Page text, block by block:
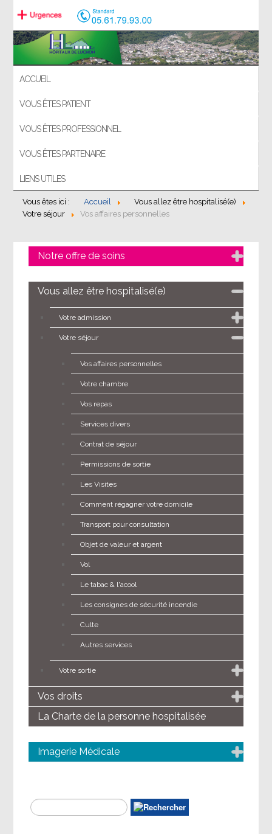
ACCUEIL
VOUS ÊTES PATIENT
VOUS ÊTES PROFESSIONNEL
VOUS ÊTES PARTENAIRE
LIENS UTILES
Vous êtes ici : Accueil
Vous allez être hospitalisé(e)
Votre séjour
Vos affaires personnelles
Notre offre de soins
Vous allez être hospitalisé(e)
Votre admission
Votre séjour
Vos affaires personnelles
Votre chambre
Vos repas
Services divers
Contrat de séjour
Permissions de sortie
Les Visites
Comment régagner votre domicile
Transport pour consultation
Objet de valeur et argent
Vol
Le tabac & l'acool
Les consignes de sécurité incendie
Culte
Autres services
Votre sortie
Vos droits
La Charte de la personne hospitalisée
Imagerie Médicale